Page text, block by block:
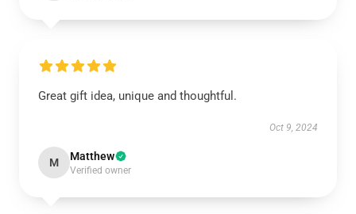
Great gift idea, unique and thoughtful.
Oct 9, 2024
M Matthew
Verified owner